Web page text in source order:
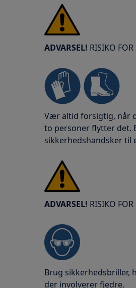
ADVARSEL! RISIKO FOR
Vær altid forsigtig, når
to personer flytter det.
sikkerhedshandsker til
ADVARSEL! RISIKO
Brug sikkerhedsbriller,
der involverer fjedre.